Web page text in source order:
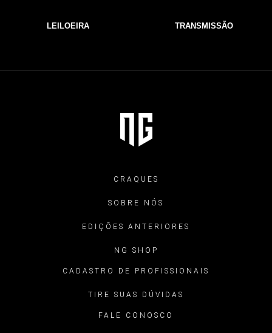
LEILOEIRA TRANSMISSÃO
CRAQUES
SOBRE NÓS
EDIÇÕES ANTERIORES
NG SHOP
CADASTRO DE PROFISSIONAIS
TIRE SUAS DÚVIDAS
FALE CONOSCO